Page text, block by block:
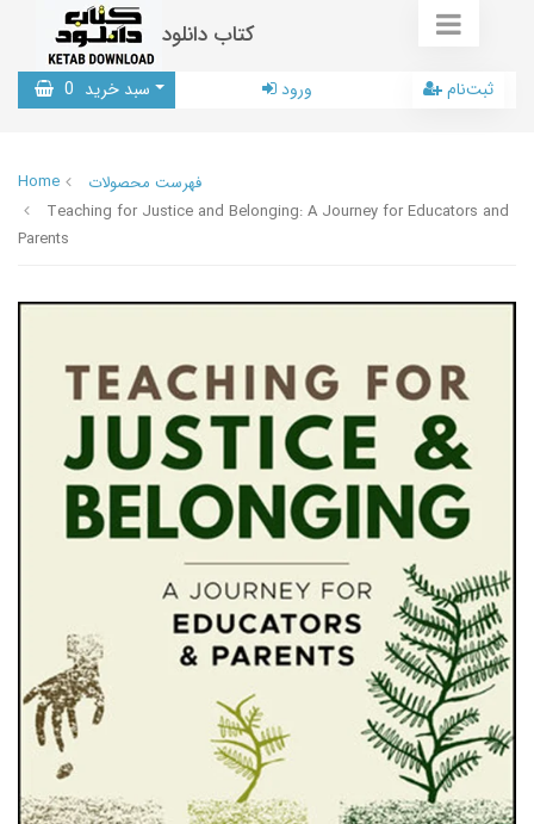
کتاب دانلود
سبد خرید 0 ورود ثبت‌نام
Home
فهرست محصولات
Teaching for Justice and Belonging: A Journey for Educators and
Parents